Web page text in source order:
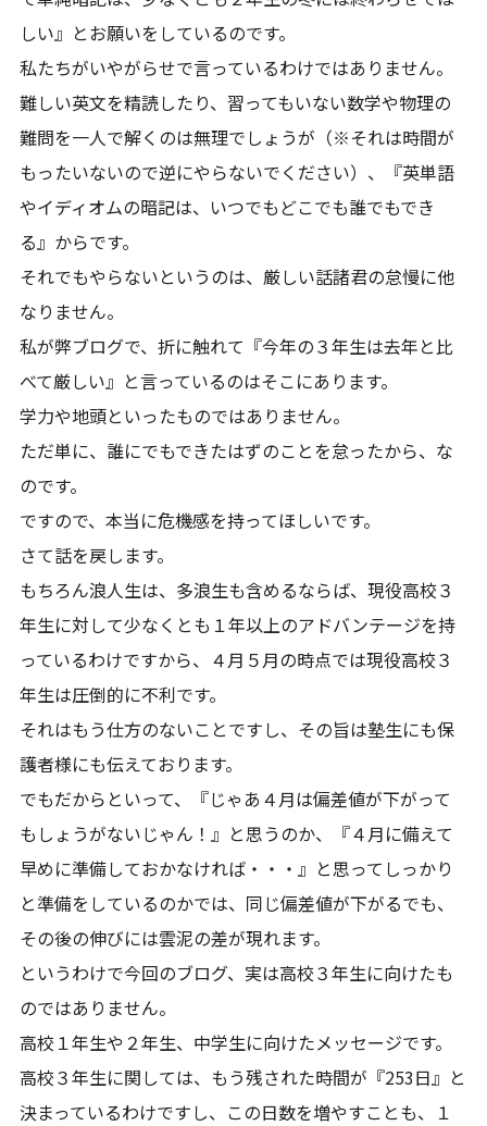
しい』とお願いをしているのです。
私たちがいやがらせで言っているわけではありません。
難しい英文を精読したり、習ってもいない数学や物理の
難問を一人で解くのは無理でしょうが（※それは時間が
もったいないので逆にやらないでください）、『英単語
やイディオムの暗記は、いつでもどこでも誰でもでき
る』からです。
それでもやらないというのは、厳しい話諸君の怠慢に他
なりません。
私が弊ブログで、折に触れて『今年の３年生は去年と比
べて厳しい』と言っているのはそこにあります。
学力や地頭といったものではありません。
ただ単に、誰にでもできたはずのことを怠ったから、な
のです。
ですので、本当に危機感を持ってほしいです。
さて話を戻します。
もちろん浪人生は、多浪生も含めるならば、現役高校３
年生に対して少なくとも１年以上のアドバンテージを持
っているわけですから、４月５月の時点では現役高校３
年生は圧倒的に不利です。
それはもう仕方のないことですし、その旨は塾生にも保
護者様にも伝えております。
でもだからといって、『じゃあ４月は偏差値が下がって
もしょうがないじゃん！』と思うのか、『４月に備えて
早めに準備しておかなければ・・・』と思ってしっかり
と準備をしているのかでは、同じ偏差値が下がるでも、
その後の伸びには雲泥の差が現れます。
というわけで今回のブログ、実は高校３年生に向けたも
のではありません。
高校１年生や２年生、中学生に向けたメッセージです。
高校３年生に関しては、もう残された時間が『253日』と
決まっているわけですし、この日数を増やすことも、１